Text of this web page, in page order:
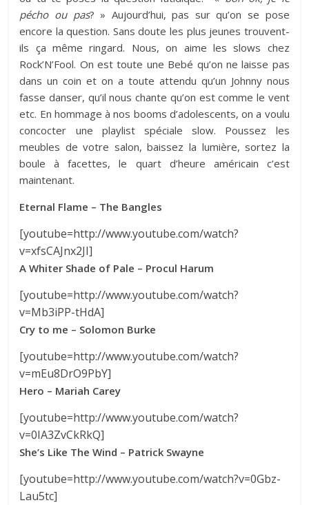
pécho ou pas? » Aujourd’hui, pas sur qu’on se pose
encore la question. Sans doute les plus jeunes trouvent-
ils ça même ringard. Nous, on aime les slows chez
Rock’N’Fool. On est toute une Bebé qu’on ne laisse pas
dans un coin et on a toute attendu qu’un Johnny nous
fasse danser, qu’il nous chante qu’on est comme le vent
etc. En hommage à nos booms d’adolescents, on a voulu
concocter une playlist spéciale slow. Poussez les
meubles de votre salon, baissez la lumière, sortez la
boule à facettes, le quart d’heure américain c’est
maintenant.
Eternal Flame – The Bangles
[youtube=http://www.youtube.com/watch?
v=xfsCAJnx2JI]
A Whiter Shade of Pale – Procul Harum
[youtube=http://www.youtube.com/watch?
v=Mb3iPP-tHdA]
Cry to me – Solomon Burke
[youtube=http://www.youtube.com/watch?
v=mEu8DrO9PbY]
Hero – Mariah Carey
[youtube=http://www.youtube.com/watch?
v=0IA3ZvCkRkQ]
She’s Like The Wind – Patrick Swayne
[youtube=http://www.youtube.com/watch?v=0Gbz-
Lau5tc]